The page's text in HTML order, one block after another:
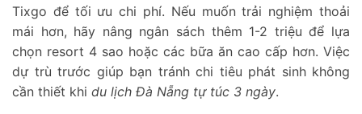
Tixgo để tối ưu chi phí. Nếu muốn trải nghiệm thoải
mái hơn, hãy nâng ngân sách thêm 1-2 triệu để lựa
chọn resort 4 sao hoặc các bữa ăn cao cấp hơn. Việc
dự trù trước giúp bạn tránh chi tiêu phát sinh không
cần thiết khi du lịch Đà Nẵng tự túc 3 ngày.